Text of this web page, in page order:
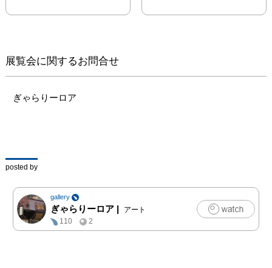
展覧会に関するお問合せ
ぎゃらりーロア
posted by
gallery
ぎゃらりーロア |
アート
110
2